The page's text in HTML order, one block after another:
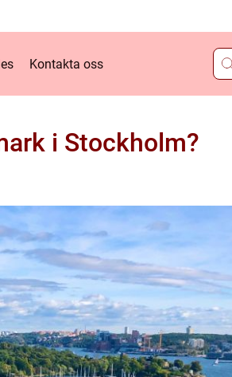
Kontakta oss
i Stockholm?